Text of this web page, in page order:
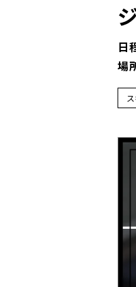
日
場